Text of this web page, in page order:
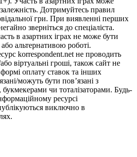
Дотримуйтесь правил
гри. При виявленні перших
зверніться до спеціаліста.
в азартних іграх не може бути
альтернативою роботі.
korrespondent.net не проводить
віртуальні гроші, також сайт не
оплату ставок та інших
можуть бути пов’язані з
чи тоталізаторами. Будь-
ресурсі
виключно в